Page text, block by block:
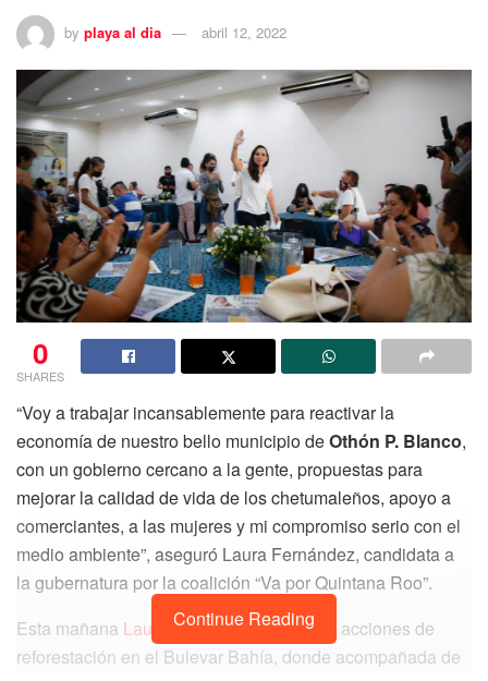
by playa al dia abril 12, 2022
0
SHARES
“Voy a trabajar incansablemente para reactivar la
economía de nuestro bello municipio deOthón P. Blanco,
con un gobierno cercano a la gente, propuestas para
mejorar la calidad de vida de los chetumaleños, apoyo a
comerciantes, a las mujeres y mi compromiso serio con el
medio ambiente”, aseguró Laura Fernández, candidata a
la gubernatura por la coalición “Va por Quintana Roo”.
Esta mañana Laura Fernándezencabezó acciones de
reforestación en el Bulevar Bahía, donde acompañada de
Continue Reading